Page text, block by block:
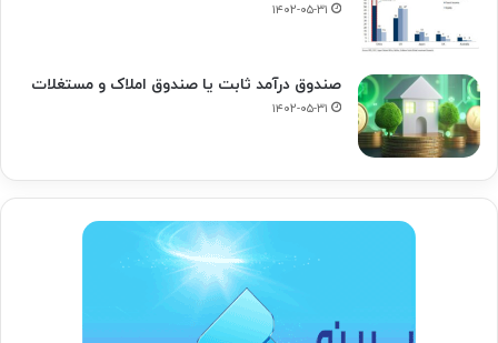
۱۴۰۲-۰۵-۳۱
صندوق درآمد ثابت یا صندوق املاک و مستغلات
۱۴۰۲-۰۵-۳۱